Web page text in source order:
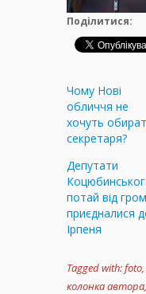
Поділитися:
Чому Нові
обличчя не
хочуть
секретаря?
Депутати
потай від
приєдналися
Ірпеня
Tagged with:foto,
колонка автора,